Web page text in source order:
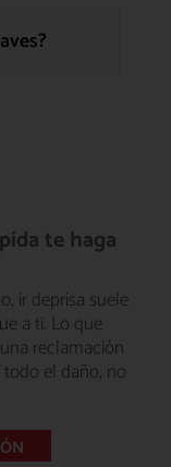
te haga
ir deprisa suele
a ti. Lo que
reclamación
el daño, no